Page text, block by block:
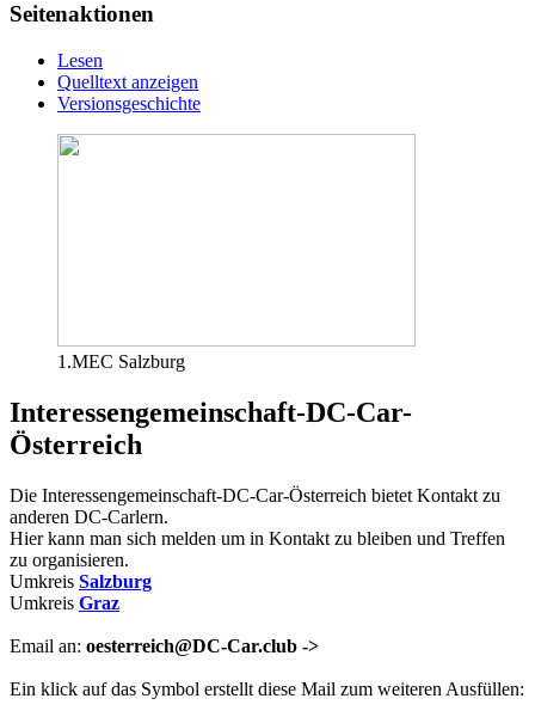
Seitenaktionen
Lesen
Quelltext anzeigen
Versionsgeschichte
1.MEC Salzburg
Interessengemeinschaft-DC-Car-
Österreich
Die Interessengemeinschaft-DC-Car-Österreich bietet Kontakt zu
anderen DC-Carlern.
Hier kann man sich melden um in Kontakt zu bleiben und Treffen
zu organisieren.
Umkreis Salzburg
Umkreis Graz
Email an: oesterreich@DC-Car.club ->
Ein klick auf das Symbol erstellt diese Mail zum weiteren Ausfüllen: